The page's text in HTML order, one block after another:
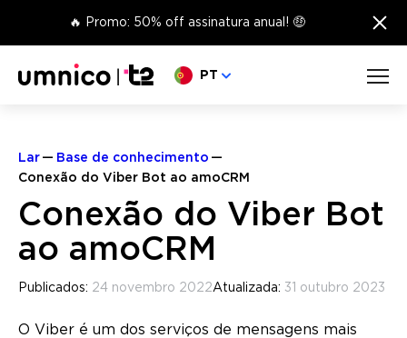
🔥 Promo: 50% off assinatura anual! 🤑 ×
Escolha o seu idioma
PT
Lar
Base de conhecimento
Conexão do Viber Bot ao amoCRM
Conexão do Viber Bot
ao amoCRM
Publicados: 24 novembro 2022Atualizada: 31 outubro 2023
O Viber é um dos serviços de mensagens mais